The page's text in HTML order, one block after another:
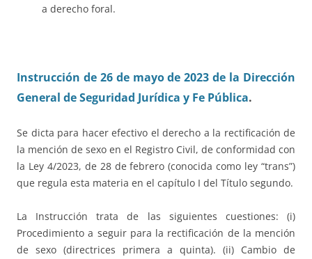
a derecho foral.
Instrucción de 26 de mayo de 2023 de la Dirección
General de Seguridad Jurídica y Fe Pública.
Se dicta para hacer efectivo el derecho a la rectificación de
la mención de sexo en el Registro Civil, de conformidad con
la Ley 4/2023, de 28 de febrero (conocida como ley “trans”)
que regula esta materia en el capítulo I del Título segundo.
La Instrucción trata de las siguientes cuestiones: (i)
Procedimiento a seguir para la rectificación de la mención
de sexo (directrices primera a quinta). (ii) Cambio de